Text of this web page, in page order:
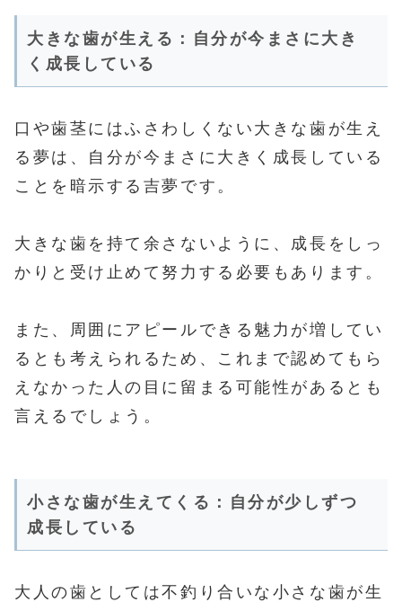
大きな歯が生える：自分が今まさに大き
く成長している
口や歯茎にはふさわしくない大きな歯が生え
る夢は、自分が今まさに大きく成長している
ことを暗示する吉夢です。
大きな歯を持て余さないように、成長をしっ
かりと受け止めて努力する必要もあります。
また、周囲にアピールできる魅力が増してい
るとも考えられるため、これまで認めてもら
えなかった人の目に留まる可能性があるとも
言えるでしょう。
小さな歯が生えてくる：自分が少しずつ
成長している
大人の歯としては不釣り合いな小さな歯が生